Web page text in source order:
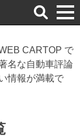
検
索
CARTOP で
名な自動車評論
情報が満載で